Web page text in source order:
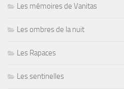
Les mémoires de Vanitas
Les ombres de la nuit
Les Rapaces
Les sentinelles